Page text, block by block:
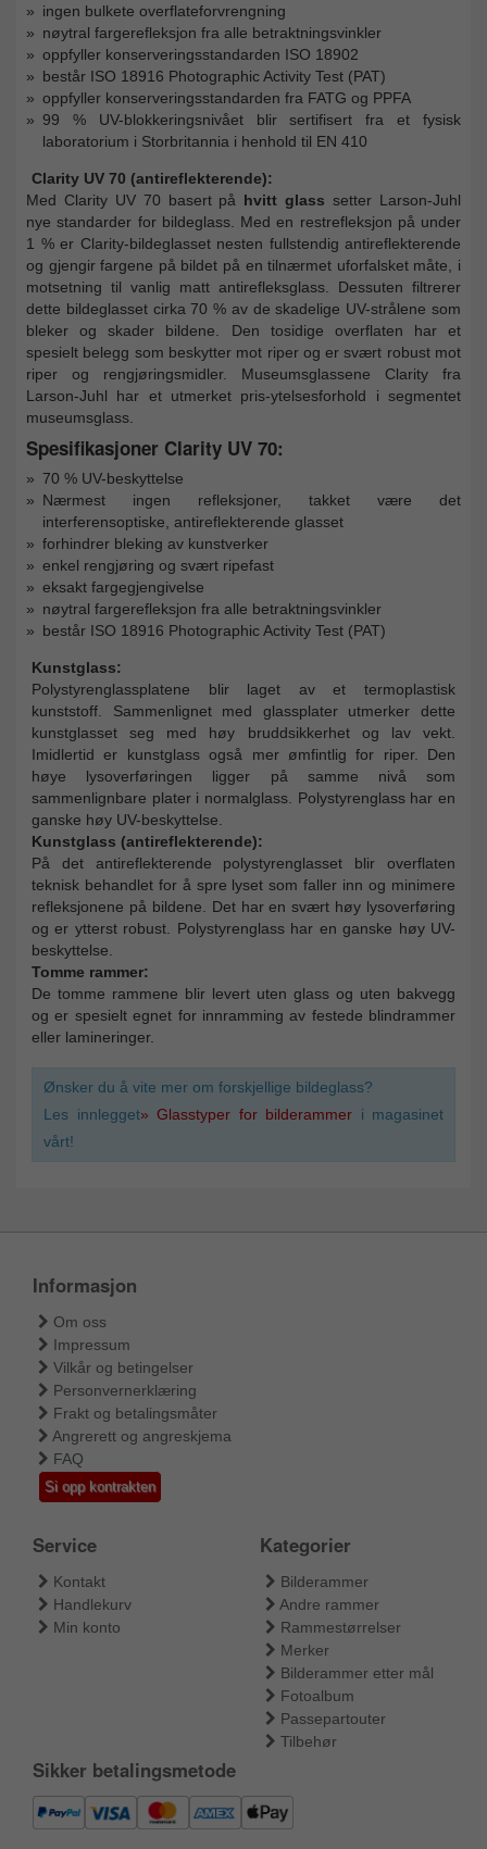
ingen bulkete overflateforvrengning
nøytral fargerefleksjon fra alle betraktningsvinkler
oppfyller konserveringsstandarden ISO 18902
består ISO 18916 Photographic Activity Test (PAT)
oppfyller konserveringsstandarden fra FATG og PPFA
99 % UV-blokkeringsnivået blir sertifisert fra et fysisk
laboratorium i Storbritannia i henhold til EN 410
Clarity UV 70 (antireflekterende):
Med Clarity UV 70 basert på hvitt glass setter Larson-Juhl
nye standarder for bildeglass. Med en restrefleksjon på under
1 % er Clarity-bildeglasset nesten fullstendig antireflekterende
og gjengir fargene på bildet på en tilnærmet uforfalsket måte, i
motsetning til vanlig matt antirefleksglass. Dessuten filtrerer
dette bildeglasset cirka 70 % av de skadelige UV-strålene som
bleker og skader bildene. Den tosidige overflaten har et
spesielt belegg som beskytter mot riper og er svært robust mot
riper og rengjøringsmidler. Museumsglassene Clarity fra
Larson-Juhl har et utmerket pris-ytelsesforhold i segmentet
museumsglass.
Spesifikasjoner Clarity UV 70:
70 % UV-beskyttelse
Nærmest ingen refleksjoner, takket være det
interferensoptiske, antireflekterende glasset
forhindrer bleking av kunstverker
enkel rengjøring og svært ripefast
eksakt fargegjengivelse
nøytral fargerefleksjon fra alle betraktningsvinkler
består ISO 18916 Photographic Activity Test (PAT)
Kunstglass:
Polystyrenglassplatene blir laget av et termoplastisk
kunststoff. Sammenlignet med glassplater utmerker dette
kunstglasset seg med høy bruddsikkerhet og lav vekt.
Imidlertid er kunstglass også mer ømfintlig for riper. Den
høye lysoverføringen ligger på samme nivå som
sammenlignbare plater i normalglass. Polystyrenglass har en
ganske høy UV-beskyttelse.
Kunstglass (antireflekterende):
På det antireflekterende polystyrenglasset blir overflaten
teknisk behandlet for å spre lyset som faller inn og minimere
refleksjonene på bildene. Det har en svært høy lysoverføring
og er ytterst robust. Polystyrenglass har en ganske høy UV-
beskyttelse.
Tomme rammer:
De tomme rammene blir levert uten glass og uten bakvegg
og er spesielt egnet for innramming av festede blindrammer
eller lamineringer.
Ønsker du å vite mer om forskjellige bildeglass?
Les innlegget» Glasstyper for bilderammer i magasinet
vårt!
Informasjon
Om oss
Impressum
Vilkår og betingelser
Personvernerklæring
Frakt og betalingsmåter
Angrerett og angreskjema
FAQ
Si opp kontrakten
Service
Kontakt
Handlekurv
Min konto
Kategorier
Bilderammer
Andre rammer
Rammestørrelser
Merker
Bilderammer etter mål
Fotoalbum
Passepartouter
Tilbehør
Sikker betalingsmetode